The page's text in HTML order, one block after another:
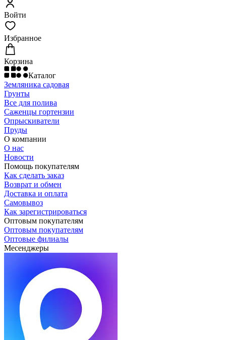
Войти
Избранное
Корзина
Каталог
Земляника садовая
Грунты
Все для полива
Саженцы гортензии
Опрыскиватели
Пруды
О компании
О нас
Новости
Помощь покупателям
Как сделать заказ
Возврат и обмен
Доставка и оплата
Самовывоз
Как зарегистрироваться
Оптовым покупателям
Оптовым покупателям
Оптовые филиалы
Месенджеры